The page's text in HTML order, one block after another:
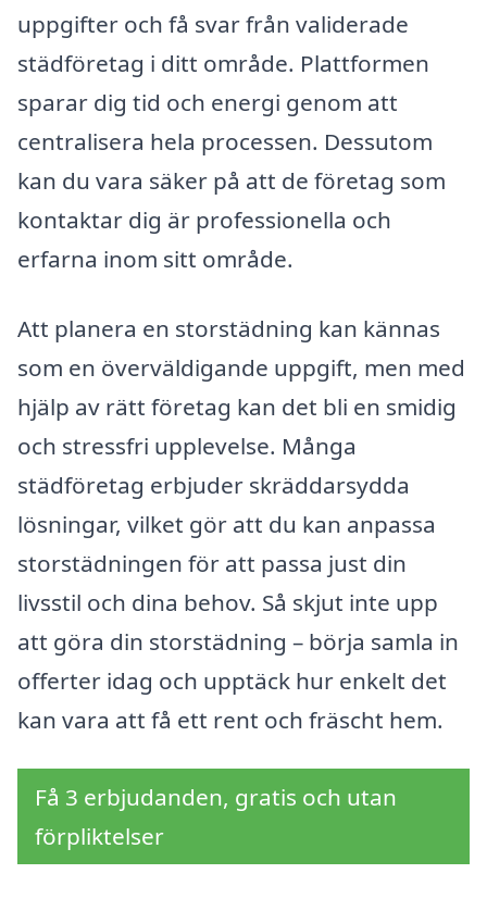
uppgifter och få svar från validerade
städföretag i ditt område. Plattformen
sparar dig tid och energi genom att
centralisera hela processen. Dessutom
kan du vara säker på att de företag som
kontaktar dig är professionella och
erfarna inom sitt område.
Att planera en storstädning kan kännas
som en överväldigande uppgift, men med
hjälp av rätt företag kan det bli en smidig
och stressfri upplevelse. Många
städföretag erbjuder skräddarsydda
lösningar, vilket gör att du kan anpassa
storstädningen för att passa just din
livsstil och dina behov. Så skjut inte upp
att göra din storstädning – börja samla in
offerter idag och upptäck hur enkelt det
kan vara att få ett rent och fräscht hem.
Få 3 erbjudanden, gratis och utan
förpliktelser